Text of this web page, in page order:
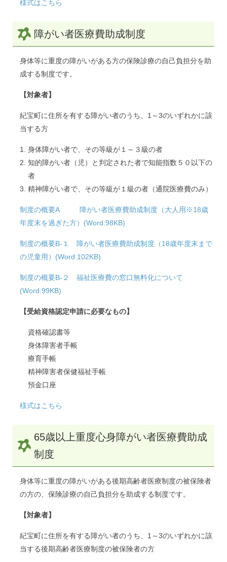
様式はこちら
障がい者医療費助成制度
身体等に重度の障がいがある方の保険診療の自己負担分を助
成する制度です。
【対象者】
紀宝町に住所を有する障がい者のうち、1～3のいずれかに該
当する方
身体障がい者で、その等級が１～３級の者
知的障がい者（児）と判定された者で知能指数５０以下の
者
精神障がい者で、その等級が１級の者（通院医療費のみ）
制度の概要A 障がい者医療費助成制度（大人用※18歳
年度末を過ぎた方）(Word:98KB)
制度の概要B-１ 障がい者医療費助成制度（18歳年度末まで
の児童用）(Word:102KB)
制度の概要B-２ 福祉医療費の窓口無料化について
(Word:99KB)
【受給資格認定申請に必要なもの】
資格確認書等
身体障害者手帳
療育手帳
精神障害者保健福祉手帳
預金口座
様式はこちら
65歳以上重度心身障がい者医療費助成
制度
身体等に重度の障がいがある後期高齢者医療制度の被保険者
の方の、保険診療の自己負担分を助成する制度です。
【対象者】
紀宝町に住所を有する障がい者のうち、1～3のいずれかに該
当する後期高齢者医療制度の被保険者の方